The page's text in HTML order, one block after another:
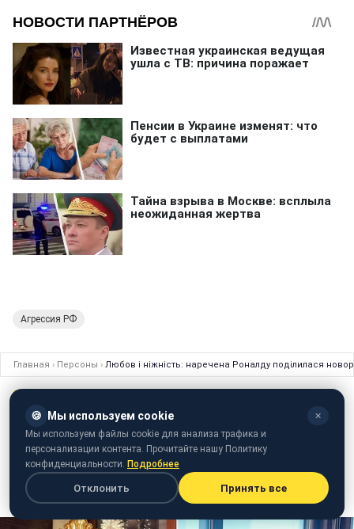
Агрессия РФ
Главная › Персоны › Любов і ніжність: наречена Роналду поділилася
Любов і ніжність: наречена Роналду
поділилася новорічними сімейними
знімками
Головними героями фото стали діти Кріштіано
🍪 Мы используем cookie ✕
Мы используем файлы cookie для анализа трафика и
персонализации контента. Прочитайте нашу Политику
конфиденциальности. Подробнее
Отклонить Принять все